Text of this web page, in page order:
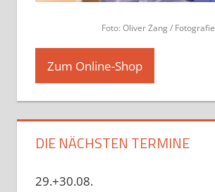
Foto: Oliver Zang / Fotografie
Zum Online-Shop
DIE NÄCHSTEN TERMINE
29.+30.08.